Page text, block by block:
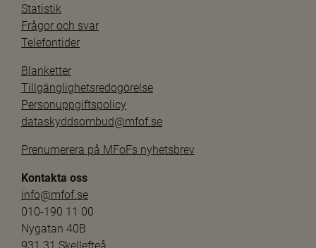
Statistik
Frågor och svar
Telefontider
Blanketter
Tillgänglighetsredogörelse
Personuppgiftspolicy
dataskyddsombud@mfof.se
Prenumerera på MFoFs nyhetsbrev
Kontakta oss
info@mfof.se
010-190 11 00
Nygatan 40B